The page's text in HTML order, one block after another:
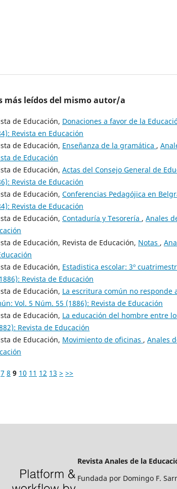
más leídos del mismo autor/a
de Educación, Donaciones a favor de la
Revista en Educación
de Educación, Enseñanza de la gramática ,
de Educación
de Educación, Actas del Consejo General de
Revista de Educación
de Educación, Conferencias Pedagójica en
Revista de Educación
de Educación, Contaduría y Tesorería , Anales
de Educación, Revista de Educación, Notas ,
de Educación, Estadistica escolar: 3º
Revista de Educación
de Educación, La escritura común no responde
Vol. 5 Núm. 55 (1886): Revista de Educación
de Educación, La educación del hombre entre
Revista de Educación
de Educación, Movimiento de oficinas , Anales
7 8 9 10 11 12 13 > >>
Revista Anales de la
Fundada por Domingo F.